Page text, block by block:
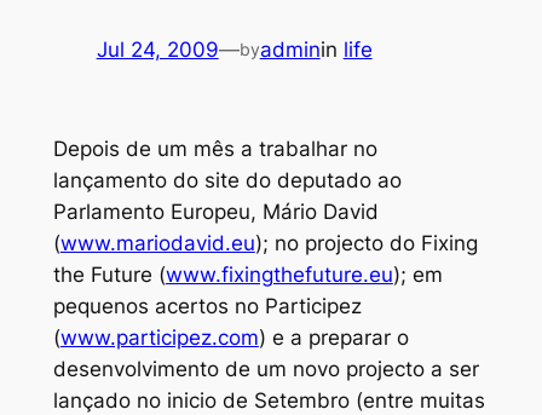
Jul 24, 2009—byadminin life
Depois de um mês a trabalhar no
lançamento do site do deputado ao
Parlamento Europeu, Mário David
(www.mariodavid.eu); no projecto do Fixing
the Future (www.fixingthefuture.eu); em
pequenos acertos no Participez
(www.participez.com) e a preparar o
desenvolvimento de um novo projecto a ser
lançado no inicio de Setembro (entre muitas